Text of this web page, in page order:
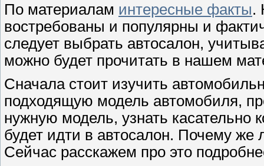
По материалам интересные факты.
востребованы и популярны и
следует выбрать автосалон,
можно будет прочитать в нашем
Сначала стоит изучить
подходящую модель автомобиля,
нужную модель, узнать
будет идти в автосалон. Почему же
Сейчас расскажем про это